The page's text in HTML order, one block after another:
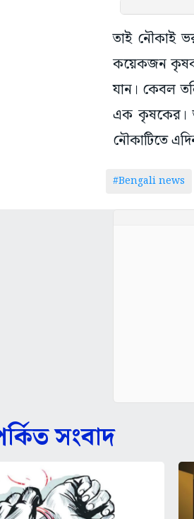
তাই নৌকাই
কয়েকজন
যান। কেবল
এক কৃষকের।
নৌকাটিতে
#Bengali news
সংবাদ